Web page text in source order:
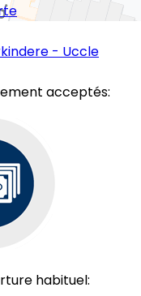
- Uccle
acceptés:
habituel: